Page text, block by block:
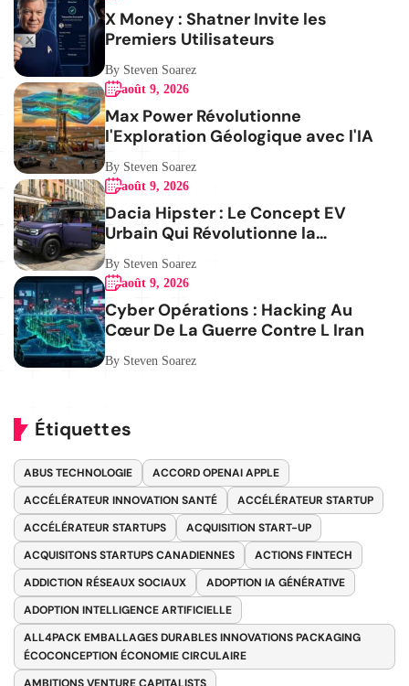
X Money : Shatner Invite les
Premiers Utilisateurs
By Steven Soarez
août 9, 2026
Max Power Révolutionne
l'Exploration Géologique avec l'IA
By Steven Soarez
août 9, 2026
Dacia Hipster : Le Concept EV
Urbain Qui Révolutionne la
Mobilité
By Steven Soarez
août 9, 2026
Cyber Opérations : Hacking Au
Cœur De La Guerre Contre L Iran
By Steven Soarez
Étiquettes
ABUS TECHNOLOGIE
ACCORD OPENAI APPLE
ACCÉLÉRATEUR INNOVATION SANTÉ
ACCÉLÉRATEUR STARTUP
ACCÉLÉRATEUR STARTUPS
ACQUISITION START-UP
ACQUISITONS STARTUPS CANADIENNES
ACTIONS FINTECH
ADDICTION RÉSEAUX SOCIAUX
ADOPTION IA GÉNÉRATIVE
ADOPTION INTELLIGENCE ARTIFICIELLE
ALL4PACK EMBALLAGES DURABLES INNOVATIONS PACKAGING
ÉCOCONCEPTION ÉCONOMIE CIRCULAIRE